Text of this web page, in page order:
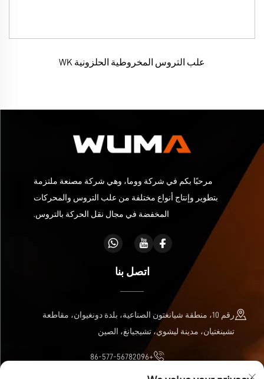
علب التروس المخروطية الحلزونية WK
مرحبًا بكم في شركة ووما، وهي شركة مصنعة ملتزمة
بتطوير وإنتاج أنواع مختلفة من علب التروس والمحركات
المخفضة في مجال نقل الحركة بالتروس.
اتصل بنا
رقم 10، منطقة شيانغتون الصناعية، بلدة دونغيوان، مقاطعة
تشينغتيان، مدينة ليشوي، تشيجيانغ، الصين
+86-577-56782096